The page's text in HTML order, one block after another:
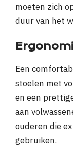
moeten zich
duur van het
Een
stoelen met
en een
aan
ouderen die
gebruiken.